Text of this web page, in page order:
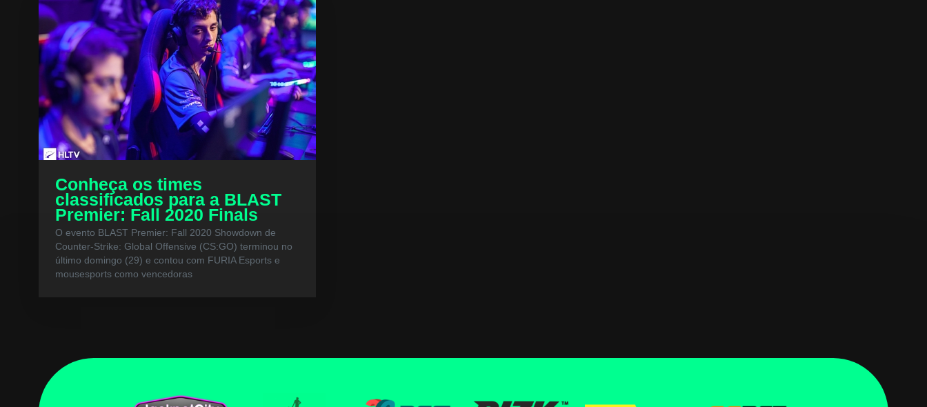
Conheça os times
classificados para a BLAST
Premier: Fall 2020 Finals
O evento BLAST Premier: Fall 2020 Showdown de
Counter-Strike: Global Offensive (CS:GO) terminou no
último domingo (29) e contou com FURIA Esports e
mousesports como vencedoras